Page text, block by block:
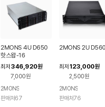
2MONS 4U D650
핫스왑-16
최저 346,920원
7,000원
2MONS
판매처67
2MONS 2U D560
최저 123,000원
2,500원
2MONS
판매처76